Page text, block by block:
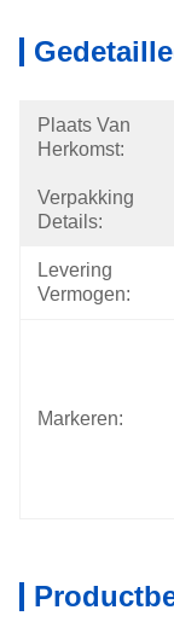
Plaats Van
Herkomst:
Verpakking
Details:
Levering
Vermogen:
Markeren: